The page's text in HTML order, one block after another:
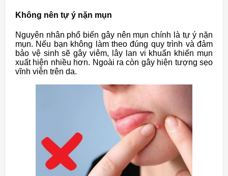
Không nên tự ý nặn mụn
Nguyên nhân phổ biến gây nên mụn chính là tự ý nặn
mụn. Nếu bạn không làm theo đúng quy trình và đảm
bảo vệ sinh sẽ gây viêm, lây lan vi khuẩn khiến mụn
xuất hiện nhiều hơn. Ngoài ra còn gây hiện tượng sẹo
vĩnh viễn trên da.